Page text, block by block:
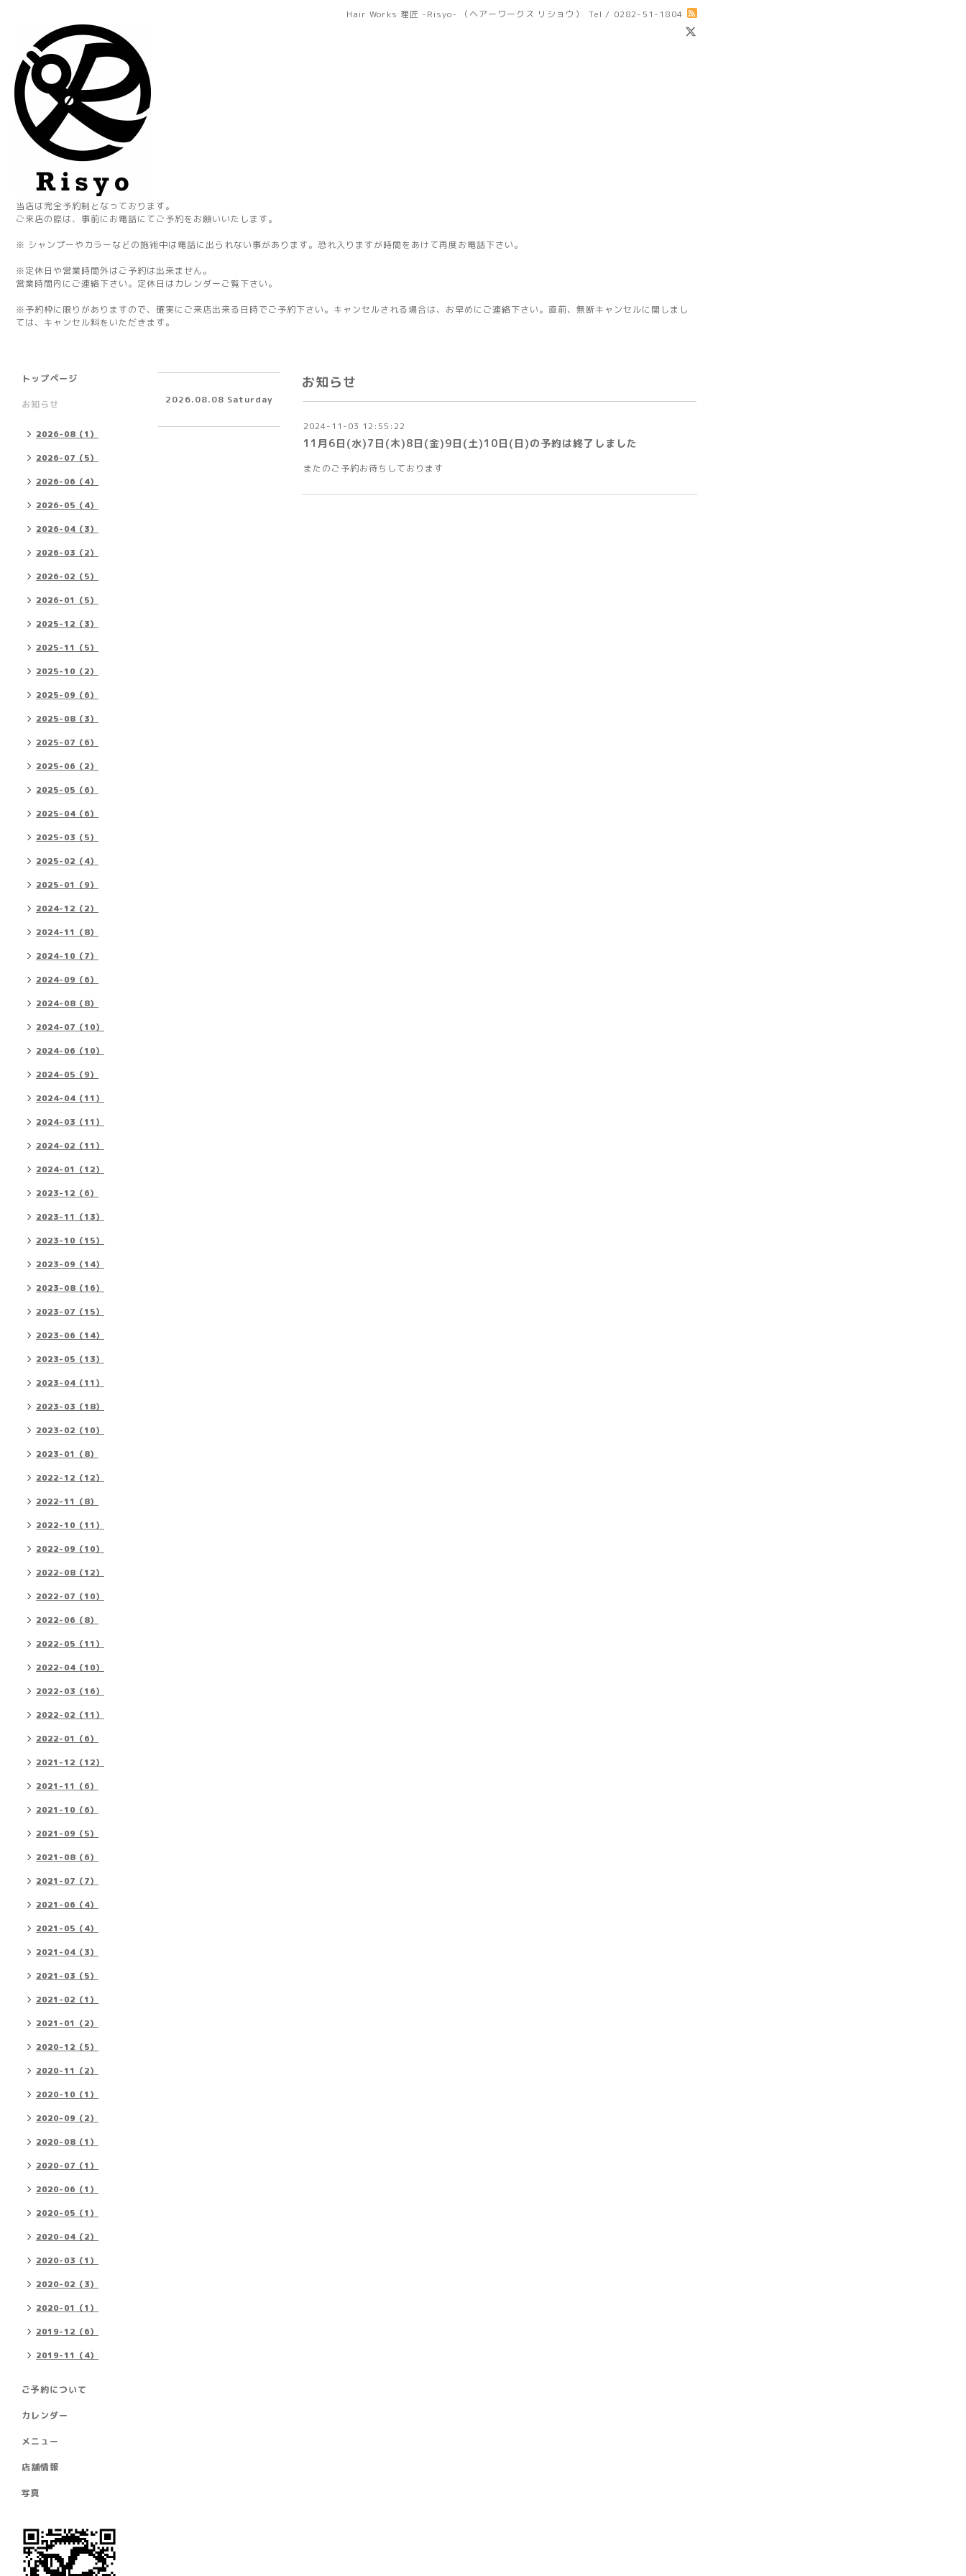
Hair Works 理匠 -Risyo- （ヘアーワークス リショウ） Tel / 0282-51-1804
当店は完全予約制となっております。
ご来店の際は、事前にお電話にてご予約をお願いいたします。
※ シャンプーやカラーなどの施術中は電話に出られない事があります。恐れ入りますが時間をあけて再度お電話下さい。
※定休日や営業時間外はご予約は出来ません。
営業時間内にご連絡下さい。定休日はカレンダーご覧下さい。
※予約枠に限りがありますので、確実にご来店出来る日時でご予約下さい。キャンセルされる場合は、お早めにご連絡下さい。直前、無断キャンセルに関しまし
ては、キャンセル料をいただきます。
お知らせ
2024-11-03 12:55:22
11月6日(水)7日(木)8日(金)9日(土)10日(日)の予約は終了しました
またのご予約お待ちしております
トップページ
お知らせ
2026-08（1）
2026-07（5）
2026-06（4）
2026-05（4）
2026-04（3）
2026-03（2）
2026-02（5）
2026-01（5）
2025-12（3）
2025-11（5）
2025-10（2）
2025-09（6）
2025-08（3）
2025-07（6）
2025-06（2）
2025-05（6）
2025-04（6）
2025-03（5）
2025-02（4）
2025-01（9）
2024-12（2）
2024-11（8）
2024-10（7）
2024-09（6）
2024-08（8）
2024-07（10）
2024-06（10）
2024-05（9）
2024-04（11）
2024-03（11）
2024-02（11）
2024-01（12）
2023-12（6）
2023-11（13）
2023-10（15）
2023-09（14）
2023-08（16）
2023-07（15）
2023-06（14）
2023-05（13）
2023-04（11）
2023-03（18）
2023-02（10）
2023-01（8）
2022-12（12）
2022-11（8）
2022-10（11）
2022-09（10）
2022-08（12）
2022-07（10）
2022-06（8）
2022-05（11）
2022-04（10）
2022-03（16）
2022-02（11）
2022-01（6）
2021-12（12）
2021-11（6）
2021-10（6）
2021-09（5）
2021-08（6）
2021-07（7）
2021-06（4）
2021-05（4）
2021-04（3）
2021-03（5）
2021-02（1）
2021-01（2）
2020-12（5）
2020-11（2）
2020-10（1）
2020-09（2）
2020-08（1）
2020-07（1）
2020-06（1）
2020-05（1）
2020-04（2）
2020-03（1）
2020-02（3）
2020-01（1）
2019-12（6）
2019-11（4）
ご予約について
カレンダー
メニュー
店舗情報
写真
2026.08.08 Saturday